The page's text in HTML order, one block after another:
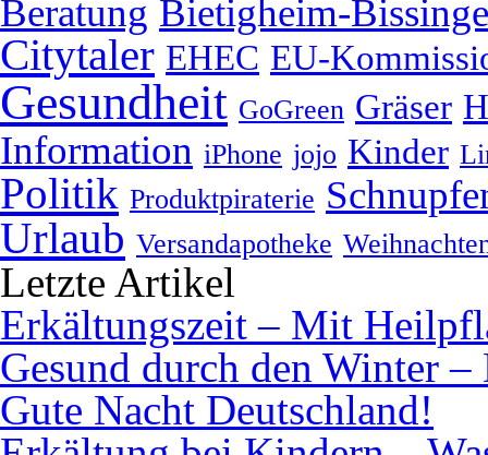
Beratung Bietigheim-
Citytaler EHEC EU-
Gesundheit GoGreen Gräser
Information iPhone jojo Kinder
Politik Produktpiraterie
Urlaub Versandapotheke
Letzte Artikel
Erkältungszeit – Mit
Gesund durch den Winter
Gute Nacht Deutschland!